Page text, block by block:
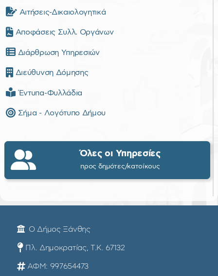
Αιτήσεις-Δικαιολογητικά
Αποφάσεις Συλλ. Οργάνων
Διάρθρωση Υπηρεσιών
Διεύθυνση Δόμησης
Έντυπα-Φυλλάδια
Σήμα - Λογότυπο Δήμου
Όλες οι Υπηρεσίες
προς δημότες/κατοίκους
Ο Δήμος Ξάνθης
Πλ. Δημοκρατίας, Τ.Κ. 67132
ΑΦΜ: 997654473